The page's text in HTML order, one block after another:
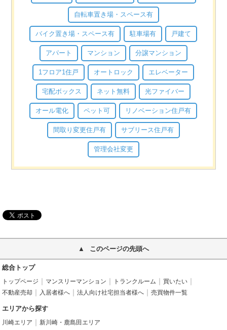
自転車置き場・スペース有
バイク置き場・スペース有 駐車場有 戸建て
アパート マンション 分譲マンション
1フロア1住戸 オートロック エレベーター
宅配ボックス ネット無料 光ファイバー
オール電化 ペット可 リノベーション住戸有
間取り変更住戸有 サブリース住戸有
管理会社変更
このページの先頭へ
総合トップ
トップページ マンスリーマンション トランクルーム
買いたい
不動産売却
入居者様へ 法人向け社宅担当者様へ 売買物件一覧
エリアから探す
川崎エリア 新川崎・鹿島田エリア